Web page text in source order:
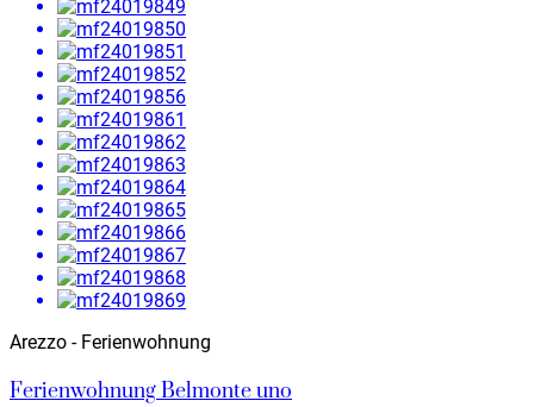
Arezzo - Ferienwohnung
Ferienwohnung Belmonte uno